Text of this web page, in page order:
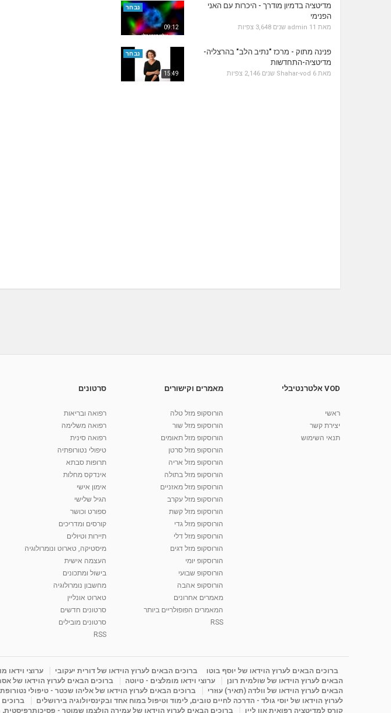
09:12
נבחר
מדיטציה בדמיון מודרך - היכרות עם האני
הפנימי
מאת admin 11 שנים 3,648 צפיות
15:49
נבחר
פנינה מתוק - מרכז "נתיב הלב" בהרצליה-
מדיטציה-התחדשות
מאת Shahar-vod 6 שנים 2,146 צפיות
VOD אלטרנטיבלי
ראשי
יצירת קשר
תנאי השימוש
מאמרים וקישורים
הורוסקופ מזל טלה
הורוסקופ מזל שור
הורוסקופ מזל תאומים
הורוסקופ מזל סרטן
הורוסקופ מזל אריה
הורוסקופ מזל בתולה
הורוסקופ מזל מאזניים
הורוסקופ מזל עקרב
הורוסקופ מזל קשת
הורוסקופ מזל גדי
הורוסקופ מזל דלי
הורוסקופ מזל דגים
הורוסקופ יומי
הורוסקופ שבועי
הורוסקופ אהבה
מאמרים אחרונים
המאמרים הפופולריים ביותר
RSS
סרטונים
רפואה ובריאות
רפואה משלימה
רפואה סינית
טיפולי נטורופתיה
תרופות סבתא
אינדקס מחלות
אימון אישי
הגיל שלישי
ספורט וכושר
קורסים ומדריכים
תיירות וטיולים
מיסטיקה, טארוט ונומרולוגיה
העצמה אישית
בישול ומתכונים
מחשבון נומרולוגיה
טארוט אונליין
סרטונים חדשים
סרטונים מובילים
RSS
ברוכים הבאים לערוץ הוידאו של יוסף בוטו ברוכים הבאים לערוץ הוידאו של דורית יעקובי ערוצי וידאו
הבאים לערוץ הוידאו של שולמית רונן
ערוצי וידאו מומלצים - טיוטה ברוכים הבאים לערוץ הוידאו של
הבאים לערוץ הוידאו של וולדה (תאיר) עוזרי
ברוכים הבאים לערוץ הוידאו של אליהו שכטר - טיפולי
לערוץ הוידאו של יוסי גולד - הדרכה לחיים טובים, לימוד וטיפול במוח אחד ובקינסיולוגיה בירושלים
קורס למדיטציה רפואית און ליין
ברוכים הבאים לערוץ הוידאו של עמירה הולצמן שמוטר -